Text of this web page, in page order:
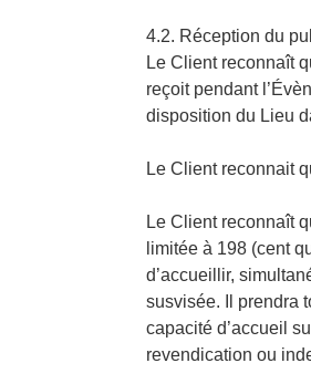
4.2. Réception du
Le Client reconnaît
reçoit pendant
disposition du Lieu
Le Client reconnait
Le Client reconnaît
limitée à 198 (cent
d’accueillir,
susvisée. Il prendra
capacité d’accueil
revendication ou